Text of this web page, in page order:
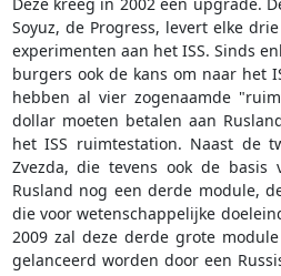
Soyuz, de Progress, levert elke
experimenten aan het ISS. Sinds
burgers ook de kans om naar het
hebben al vier zogenaamde
dollar moeten betalen aan
het ISS ruimtestation. Naast de
Zvezda, die tevens ook de basis
Rusland nog een derde module,
die voor wetenschappelijke
2009 zal deze derde grote
gelanceerd worden door een